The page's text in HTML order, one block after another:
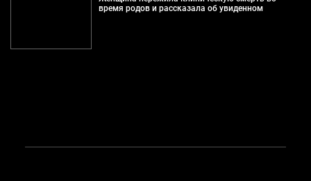
время родов и рассказала об увиденном